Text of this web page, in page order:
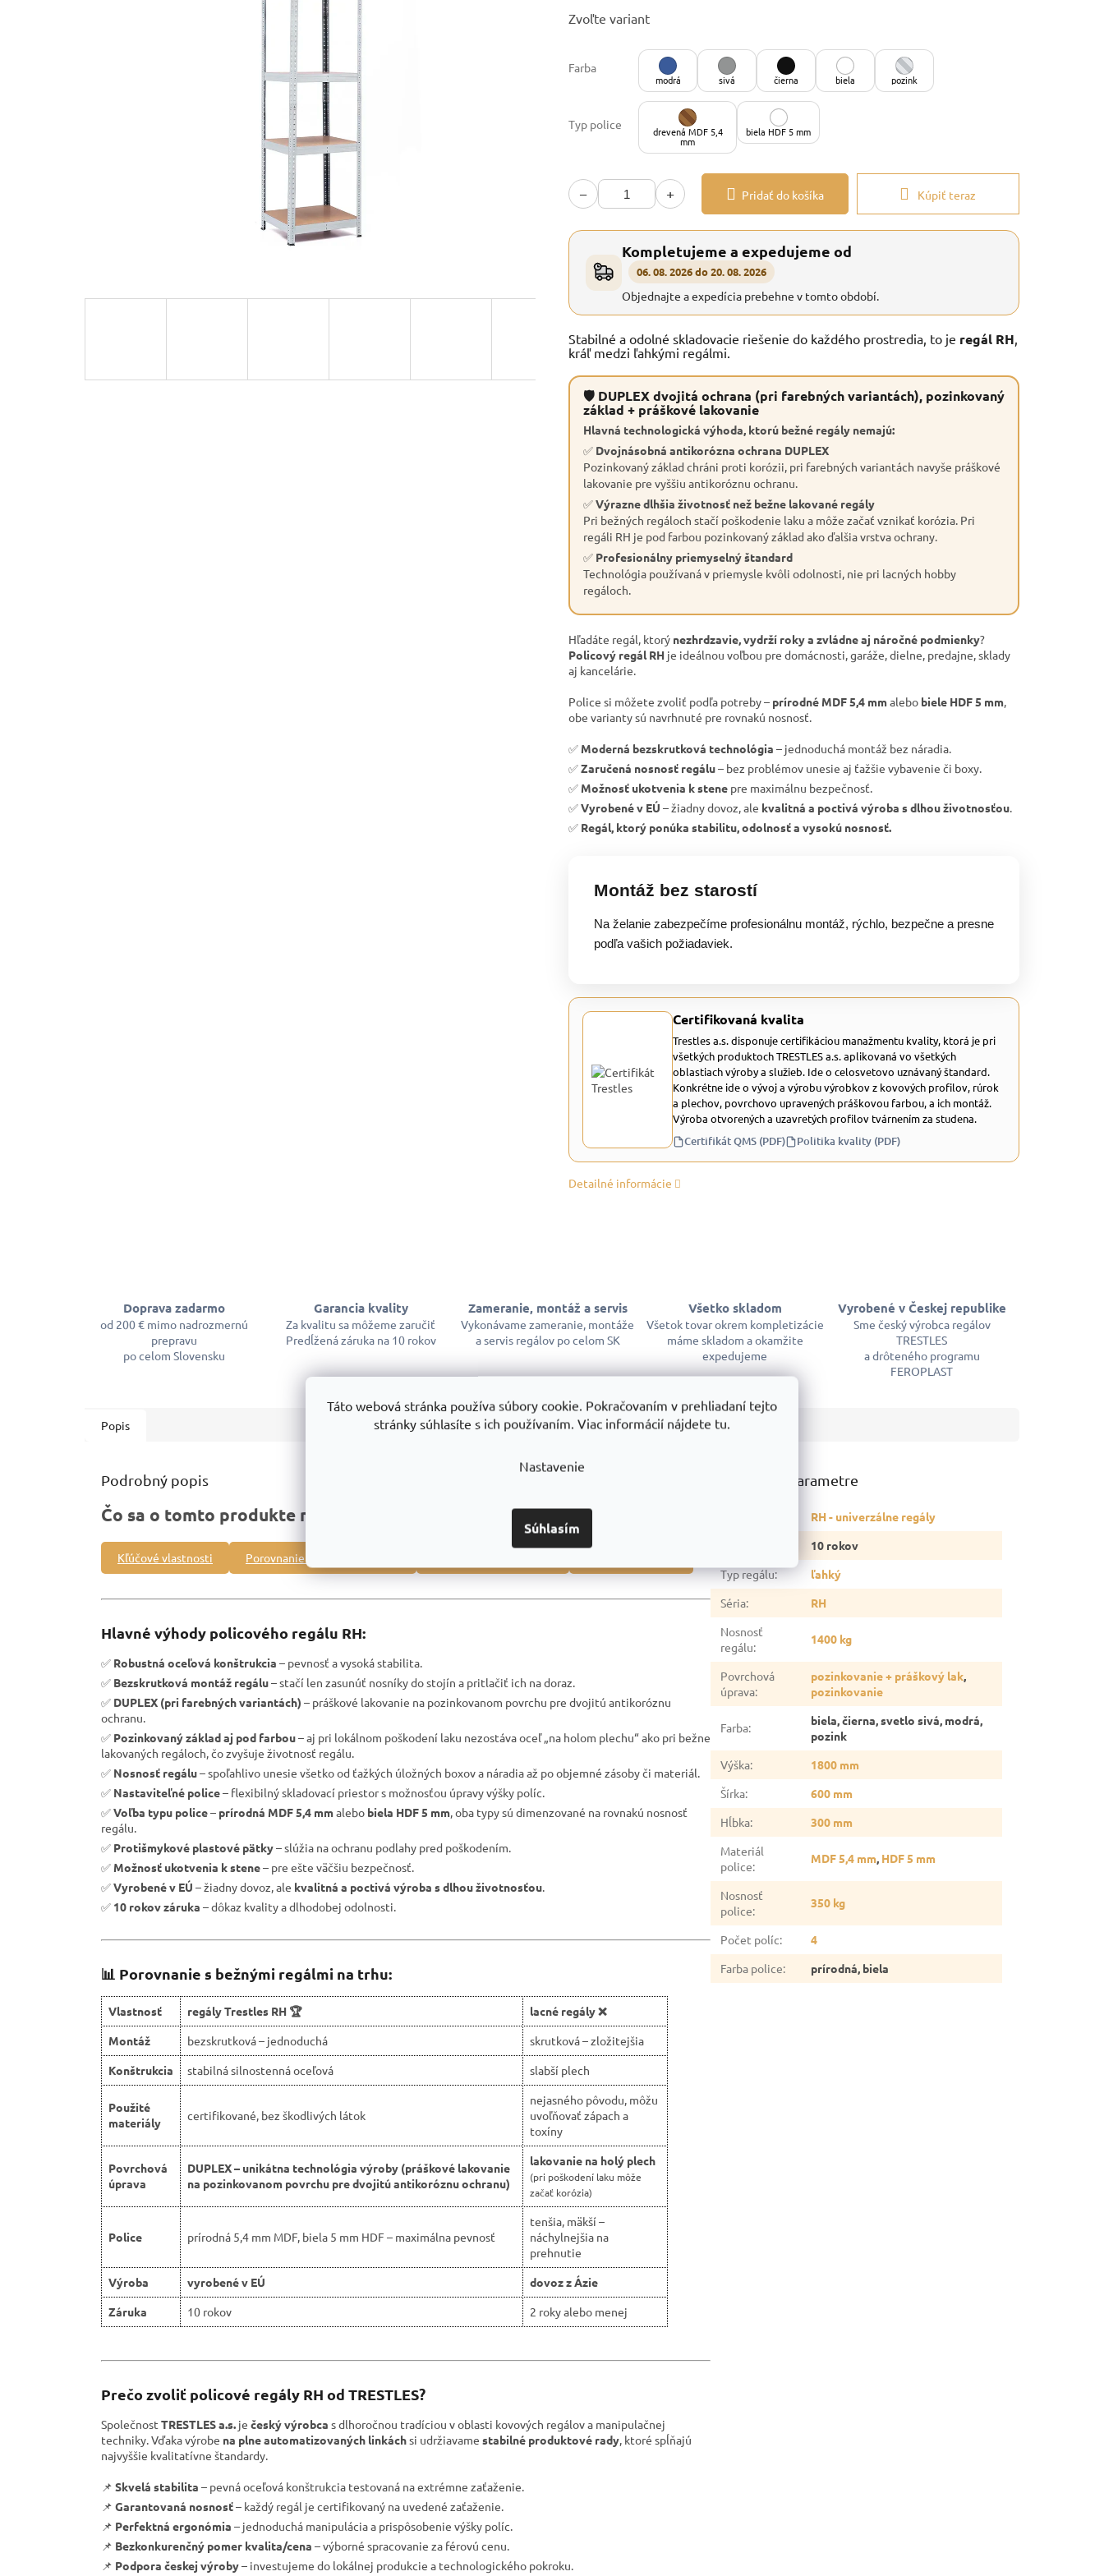
Táto webová stránka používa súbory cookie. Pokračovaním v prehliadaní tejto
stránky súhlasíte s ich používaním. Viac informácií nájdete tu.
Nastavenie
Súhlasím
cena:
Zvoľte variant
Farba
modrá sivá čierna biela pozink
Typ police drevená MDF 5,4
mm
biela HDF 5 mm
− + Pridať do košíka Kúpiť teraz
Kompletujeme a expedujeme od
06. 08. 2026 do 20. 08. 2026
Objednajte a expedícia prebehne v tomto období.
Stabilné a odolné skladovacie riešenie do každého prostredia, to je regál RH,
kráľ medzi ľahkými regálmi.
🛡 DUPLEX dvojitá ochrana (pri farebných variantách), pozinkovaný
základ + práškové lakovanie
Hlavná technologická výhoda, ktorú bežné regály nemajú:
✅ Dvojnásobná antikorózna ochrana DUPLEX
Pozinkovaný základ chráni proti korózii, pri farebných variantách navyše práškové
lakovanie pre vyššiu antikoróznu ochranu.
✅Výrazne dlhšia životnosť než bežne lakované regály
Pri bežných regáloch stačí poškodenie laku a môže začať vznikať korózia. Pri
regáli RH je pod farbou pozinkovaný základ ako ďalšia vrstva ochrany.
✅ Profesionálny priemyselný štandard
Technológia používaná v priemysle kvôli odolnosti, nie pri lacných hobby
regáloch.
Hľadáte regál, ktorý nezhrdzavie, vydrží roky a zvládne aj náročné podmienky?
Policový regál RH je ideálnou voľbou pre domácnosti, garáže, dielne, predajne, sklady
aj kancelárie.
Police si môžete zvoliť podľa potreby – prírodné MDF 5,4 mmalebo biele HDF 5 mm,
obe varianty sú navrhnuté pre rovnakú nosnosť.
✅ Moderná bezskrutková technológia – jednoduchá montáž bez náradia.
✅Zaručená nosnosť regálu– bez problémov unesie aj ťažšie vybavenie či boxy.
✅ Možnosť ukotvenia k stene pre maximálnu bezpečnosť.
✅Vyrobené v EÚ – žiadny dovoz, ale kvalitná a poctivá výroba s dlhou životnosťou.
✅ Regál, ktorý ponúka stabilitu, odolnosť a vysokú nosnosť.
Montáž bez starostí
Na želanie zabezpečíme profesionálnu montáž, rýchlo, bezpečne a presne
podľa vašich požiadaviek.
Certifikovaná kvalita
Trestles a.s. disponuje certifikáciou manažmentu kvality, ktorá je pri
všetkých produktoch TRESTLES a.s. aplikovaná vo všetkých
oblastiach výroby a služieb. Ide o celosvetovo uznávaný štandard.
Konkrétne ide o vývoj a výrobu výrobkov z kovových profilov, rúrok
a plechov, povrchovo upravených práškovou farbou, a ich montáž.
Výroba otvorených a uzavretých profilov tvárnením za studena.
Certifikát QMS (PDF) Politika kvality (PDF)
Detailné informácie
Doprava zadarmo
od 200 € mimo nadrozmernú
prepravu
po celom Slovensku
Garancia kvality
Za kvalitu sa môžeme zaručiť
Predĺžená záruka na 10 rokov
Zameranie, montáž a servis
Vykonávame zameranie, montáže
a servis regálov po celom SK
Všetko skladom
Všetok tovar okrem kompletizácie
máme skladom a okamžite
expedujeme
Vyrobené v Českej republike
Sme český výrobca regálov
TRESTLES
a drôteného programu
FEROPLAST
Popis
Podrobný popis
Čo sa o tomto produkte môžete dozvedieť? Napríklad:
Kľúčové vlastnosti Porovnanie s inými produktmi
Hlavné výhody policového regálu RH:
✅ Robustná oceľová konštrukcia – pevnosť a vysoká stabilita.
✅ Bezskrutková montáž regálu– stačí len zasunúť nosníky do stojín a pritlačiť ich na doraz.
✅ DUPLEX (pri farebných variantách) – práškové lakovanie na pozinkovanom povrchu pre dvojitú antikoróznu
ochranu.
✅ Pozinkovaný základ aj pod farbou– aj pri lokálnom poškodení laku nezostáva oceľ „na holom plechu“ ako pri bežne
lakovaných regáloch, čo zvyšuje životnosť regálu.
✅ Nosnosť regálu– spoľahlivo unesie všetko od ťažkých úložných boxov a náradia až po objemné zásoby či materiál.
✅ Nastaviteľné police– flexibilný skladovací priestor s možnosťou úpravy výšky políc.
✅Voľba typu police– prírodná MDF 5,4 mmalebo biela HDF 5 mm, oba typy sú dimenzované na rovnakú nosnosť
regálu.
✅ Protišmykové plastové pätky– slúžia na ochranu podlahy pred poškodením.
✅ Možnosť ukotvenia k stene– pre ešte väčšiu bezpečnosť.
✅Vyrobené v EÚ – žiadny dovoz, ale kvalitná a poctivá výroba s dlhou životnosťou.
✅ 10 rokov záruka – dôkaz kvality a dlhodobej odolnosti.
📊 Porovnanie s bežnými regálmi na trhu:
Vlastnosť regály Trestles RH 🏆
lacné regály ❌
Montáž
bezskrutková – jednoduchá
skrutková – zložitejšia
Konštrukcia
stabilná silnostenná oceľová slabší plech
Použité
materiály
certifikované, bez škodlivých látok
nejasného pôvodu, môžu
uvoľňovať zápach a
toxíny
Povrchová
úprava
DUPLEX – unikátna technológia výroby (práškové lakovanie
na pozinkovanom povrchu pre dvojitú antikoróznu ochranu)
lakovanie na holý plech
(pri poškodení laku môže
začať korózia)
Police prírodná 5,4 mm MDF, biela 5 mm HDF – maximálna pevnosť
tenšia, mäkší –
náchylnejšia na
prehnutie
Výroba
vyrobené v EÚ
dovoz z Ázie
Záruka
10 rokov 2 roky alebo menej
Prečo zvoliť policové regály RH od TRESTLES?
Společnost TRESTLES a.s. je český výrobca s dlhoročnou tradíciou v oblasti kovových regálov a manipulačnej
techniky. Vďaka výrobe na plne automatizovaných linkáchsi udržiavame stabilné produktové rady, ktoré spĺňajú
najvyššie kvalitatívne štandardy.
📌 Skvelá stabilita – pevná oceľová konštrukcia testovaná na extrémne zaťaženie.
📌 Garantovaná nosnosť– každý regál je certifikovaný na uvedené zaťaženie.
📌 Perfektná ergonómia – jednoduchá manipulácia a prispôsobenie výšky políc.
📌 Bezkonkurenčný pomer kvalita/cena – výborné spracovanie za férovú cenu.
📌 Podpora českej výroby– investujeme do lokálnej produkcie a technologického pokroku.
Dodatočné parametre
RH - univerzálne regály
10 rokov
Typ regálu:
ľahký
Séria:
RH
Nosnosť
regálu:
1400 kg
Povrchová
úprava:
pozinkovanie + práškový lak,
pozinkovanie
Farba:
biela, čierna, svetlo sivá, modrá,
pozink
Výška:
1800 mm
Šírka:
600 mm
Hĺbka:
300 mm
Materiál
police:
MDF 5,4 mm, HDF 5 mm
Nosnosť
police:
350 kg
Počet políc:
4
Farba police: prírodná, biela